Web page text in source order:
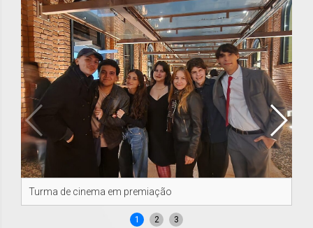
Turma de cinema em premiação
1 2 3